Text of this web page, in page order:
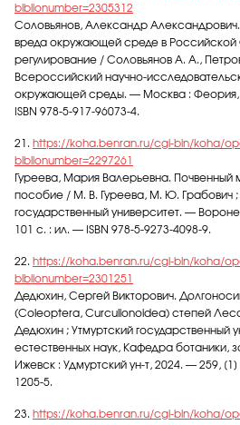
biblionumber=2305312
Соловьянов, Александр
вреда окружающей среде в
регулирование / Соловьянов А. А.,
Всероссийский научно-
окружающей среды. — Москва : Феория,
ISBN 978-5-917-96073-4.
21. https://koha.benran.ru/cgi-bin/koha/
biblionumber=2297261
Гуреева, Мария Валерьевна. Почвенный
пособие / М. В. Гуреева, М. Ю. Грабович
государственный университет. —
101 с. : ил. — ISBN 978-5-9273-4098-9.
22. https://koha.benran.ru/cgi-bin/koha/
biblionumber=2301251
Дедюхин, Сергей Викторович.
(Coleoptera, Curculionoidea) степей
Дедюхин ; Утмуртский государственный
естественных наук, Кафедра ботаники,
Ижевск : Удмуртский ун-т, 2024. — 259,
1205-5.
23. https://koha.benran.ru/cgi-bin/koha/